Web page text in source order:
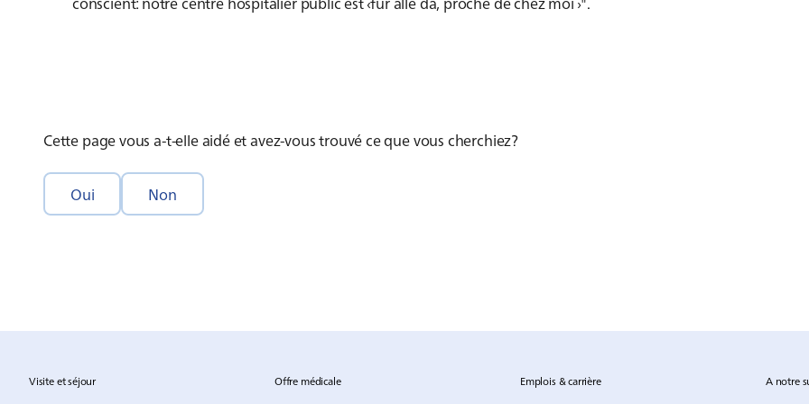
Cette page vous a-t-elle aidé et avez-vous trouvé ce que vous cherchiez?
Oui Non
Visite et séjour Offre médicale Emplois & carrière A notre